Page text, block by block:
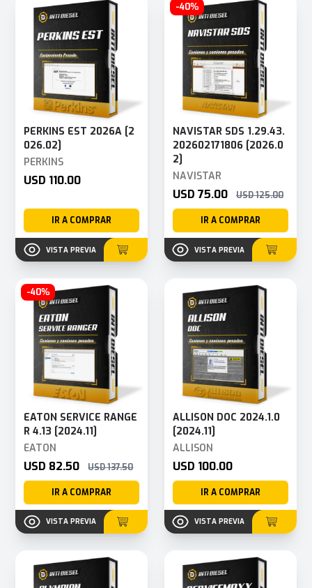
PERKINS EST 2026A [2
026.02]
PERKINS
USD 110.00
IR A COMPRAR
VISTA PREVIA
-40%
NAVISTAR SDS 1.29.43.
202602171806 [2026.0
2]
NAVISTAR
USD 75.00 USD 125.00
IR A COMPRAR
VISTA PREVIA
-40%
EATON SERVICE RANGE
R 4.13 [2024.11]
EATON
USD 82.50 USD 137.50
IR A COMPRAR
VISTA PREVIA
ALLISON DOC 2024.1.0
[2024.11]
ALLISON
USD 100.00
IR A COMPRAR
VISTA PREVIA